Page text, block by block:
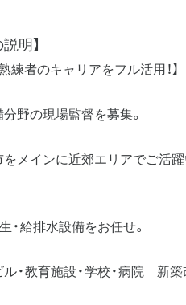
明】
練者のキャリアをフル活用！】
野の現場監督を募集。
メインに近郊エリアでご活
・給排水設備をお任せ。
・教育施設・学校・病院 新